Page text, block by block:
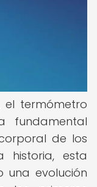
el termómetro
fundamental
de los
esta
una evolución